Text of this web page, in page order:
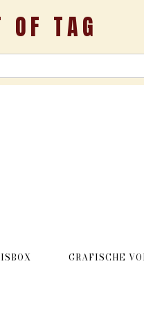
OF TAG
GRAFISCHE